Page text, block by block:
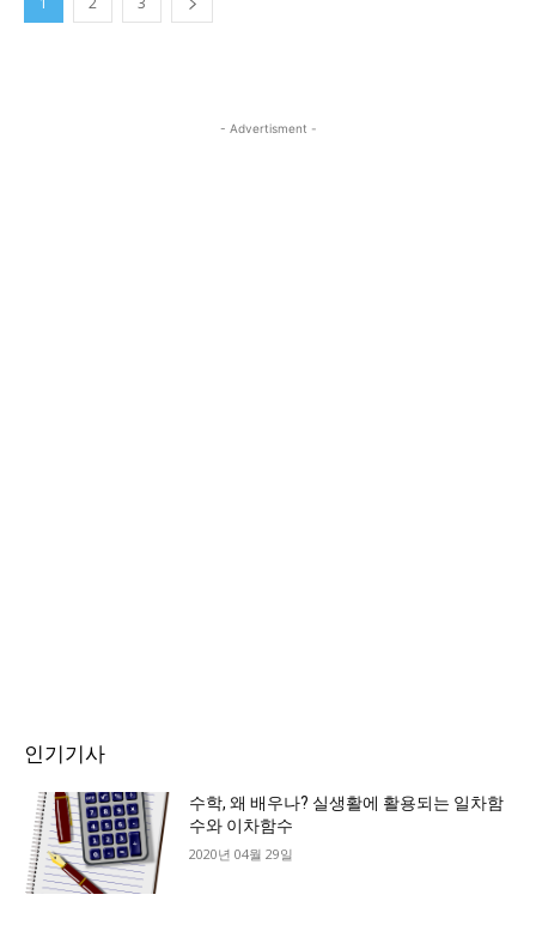
- Advertisment -
인기기사
수학, 왜 배우나? 실생활에 활용되는 일차함
수와 이차함수
2020년 04월 29일